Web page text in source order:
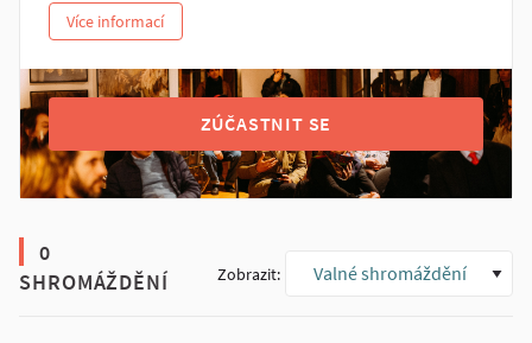
Více informací
ZÚČASTNIT SE
0
SHROMÁŽDĚNÍ
Zobrazit: Valné shromáždění